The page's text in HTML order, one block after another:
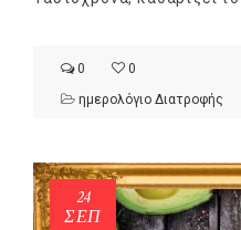
0
0
ημερολόγιο Διατροφής
24
ΣΕΠ